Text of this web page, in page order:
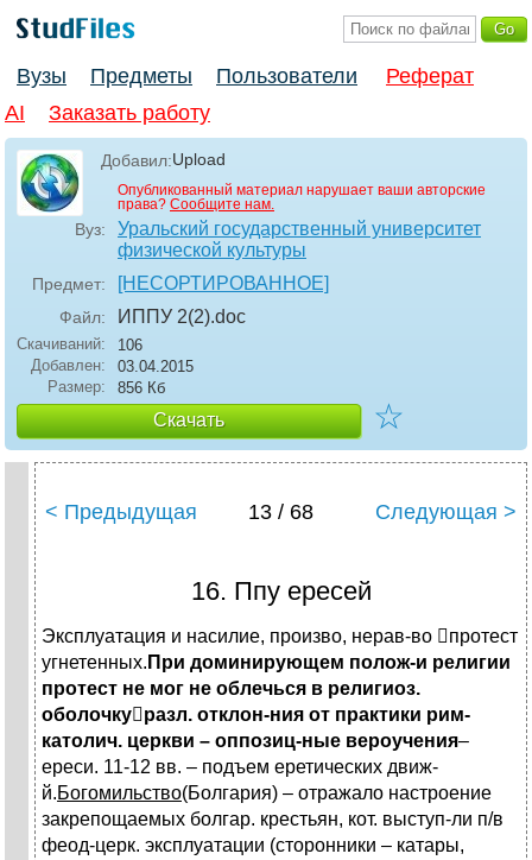
Вузы Предметы Пользователи
Реферат
AI
Заказать работу
Добавил:Upload
Опубликованный материал нарушает ваши авторские
права? Сообщите нам.
Вуз:
Уральский государственный университет
физической культуры
Предмет: [НЕСОРТИРОВАННОЕ]
Файл: ИППУ 2(2).doc
Скачиваний:
106
Добавлен:
03.04.2015
Размер:
856 Кб
Скачать ☆
< Предыдущая 13 / 68 Следующая >
16. Ппу ересей
Эксплуатация и насилие, произво, нерав-во протест
угнетенных. При доминирующем полож-и религии
протест не мог не облечься в религиоз.
оболочкуразл. отклон-ния от практики рим-
католич. церкви – оппозиц-ные вероучения–
ереси. 11-12 вв. – подъем еретических движ-
й.Богомильство(Болгария) – отражало настроение
закрепощаемых болгар. крестьян, кот. выступ-ли п/в
феод-церк. эксплуатации (сторонники – катары,